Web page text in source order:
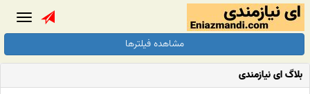
مشاهده فیلترها
بلاگ ای نیازمندی